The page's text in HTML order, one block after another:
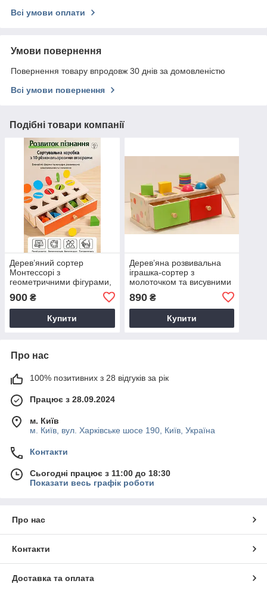
Всі умови оплати
Умови повернення
Повернення товару впродовж 30 днів за домовленістю
Всі умови повернення
Подібні товари компанії
Дерев’яний сортер
Монтессорі з
геометричними фігурами,
кольоровими монетами та
висувною шухлядою
900 ₴
Купити
Дерев’яна розвивальна
іграшка-сортер з
молоточком та висувними
890₴
Купити
Про нас
100% позитивних з 28 відгуків за рік
Працює з 28.09.2024
м. Київ
м. Київ, вул. Харківське шосе 190, Київ, Україна
Контакти
Сьогодні працює з 11:00 до 18:30
Показати весь графік роботи
Про нас
Контакти
Доставка та оплата